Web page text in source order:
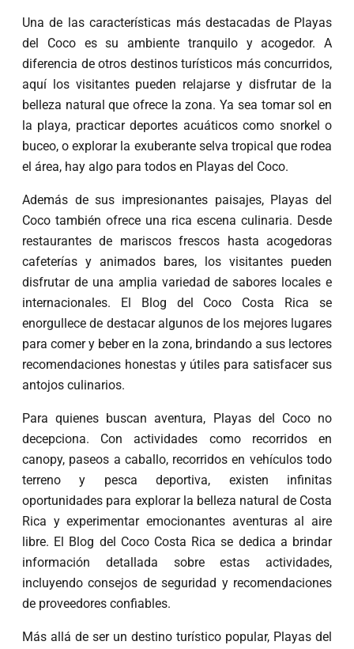
Una de las características más destacadas de Playas
del Coco es su ambiente tranquilo y acogedor. A
diferencia de otros destinos turísticos más concurridos,
aquí los visitantes pueden relajarse y disfrutar de la
belleza natural que ofrece la zona. Ya sea tomar sol en
la playa, practicar deportes acuáticos como snorkel o
buceo, o explorar la exuberante selva tropical que rodea
el área, hay algo para todos en Playas del Coco.
Además de sus impresionantes paisajes, Playas del
Coco también ofrece una rica escena culinaria. Desde
restaurantes de mariscos frescos hasta acogedoras
cafeterías y animados bares, los visitantes pueden
disfrutar de una amplia variedad de sabores locales e
internacionales. El Blog del Coco Costa Rica se
enorgullece de destacar algunos de los mejores lugares
para comer y beber en la zona, brindando a sus lectores
recomendaciones honestas y útiles para satisfacer sus
antojos culinarios.
Para quienes buscan aventura, Playas del Coco no
decepciona. Con actividades como recorridos en
canopy, paseos a caballo, recorridos en vehículos todo
terreno y pesca deportiva, existen infinitas
oportunidades para explorar la belleza natural de Costa
Rica y experimentar emocionantes aventuras al aire
libre. El Blog del Coco Costa Rica se dedica a brindar
información detallada sobre estas actividades,
incluyendo consejos de seguridad y recomendaciones
de proveedores confiables.
Más allá de ser un destino turístico popular, Playas del